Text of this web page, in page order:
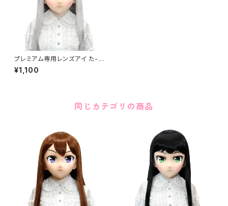
プレミアム専用レンズアイ た-ブ
ラウン Premium Lens Eye T
A-Brown
¥1,100
同じカテゴリの商品